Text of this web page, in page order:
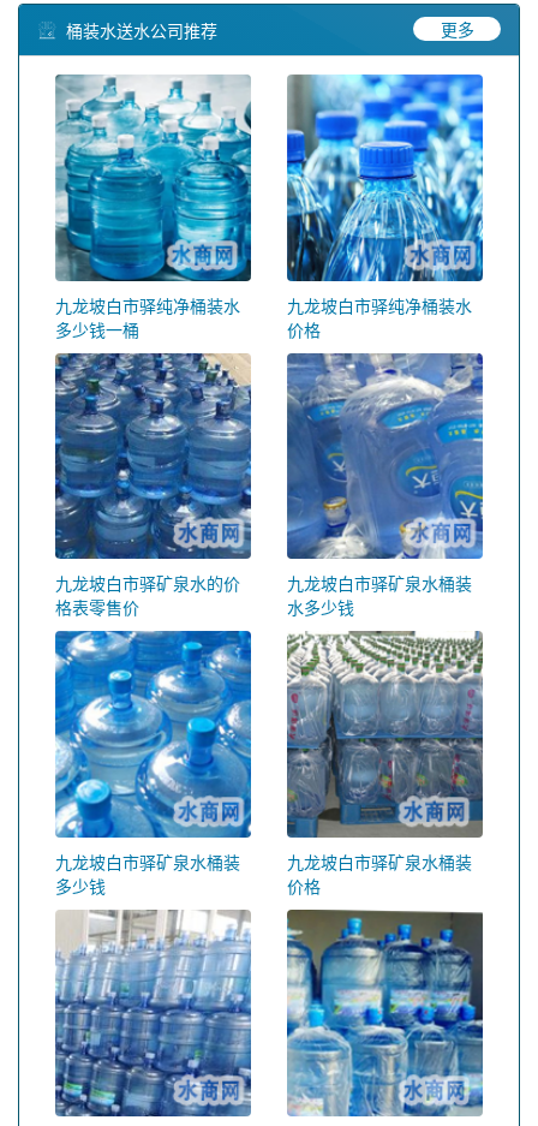
桶装水送水公司推荐 更多
九龙坡白市驿纯净桶装水
多少钱一桶
九龙坡白市驿纯净桶装水
价格
九龙坡白市驿矿泉水的价
格表零售价
九龙坡白市驿矿泉水桶装
水多少钱
九龙坡白市驿矿泉水桶装
多少钱
九龙坡白市驿矿泉水桶装
价格